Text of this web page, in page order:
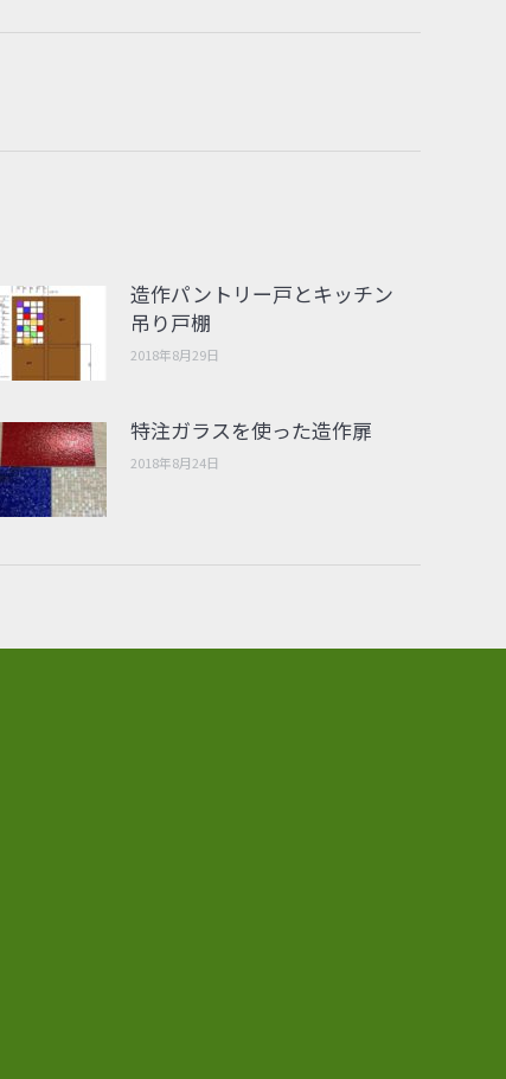
造作パントリー戸とキッチン
吊り戸棚
2018年8月29日
特注ガラスを使った造作扉
2018年8月24日